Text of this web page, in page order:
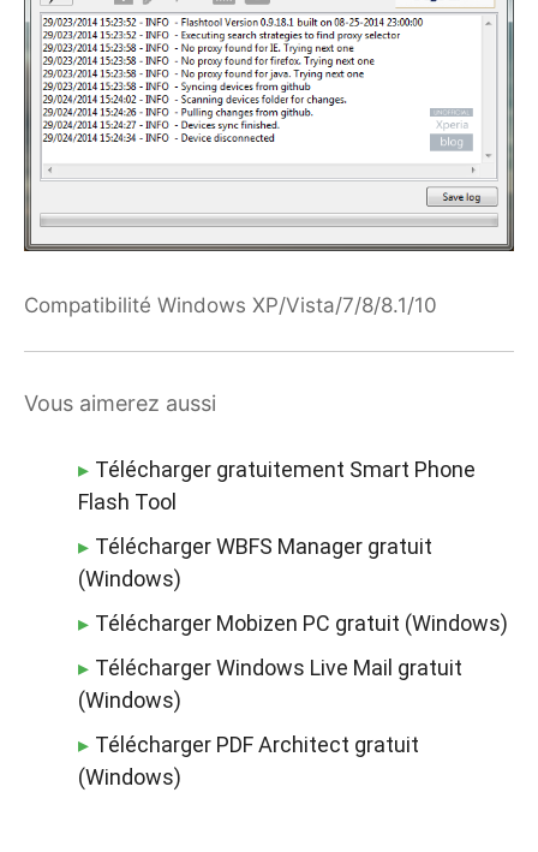
Compatibilité Windows XP/Vista/7/8/8.1/10
Vous aimerez aussi
Télécharger gratuitement Smart Phone
Flash Tool
Télécharger WBFS Manager gratuit
(Windows)
Télécharger Mobizen PC gratuit (Windows)
Télécharger Windows Live Mail gratuit
(Windows)
Télécharger PDF Architect gratuit
(Windows)